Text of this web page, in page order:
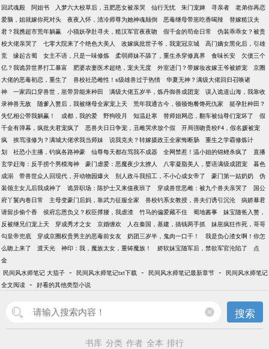
回武魂殿
阿姐书 入梦六大校草后，丑肥恶女被亲哭 仙行无忧 朱门宠婢 寻亲者
老弟你再恋
爱脑，姐就嫁你死对头
夜夜入怀，清冷师尊为她神魂颠倒 恶毒继母带崽吃香喝辣
替嫁糙汉夫
君？我携超市荒年躺赢
小猫妖孕肚寻夫，糙汉军官夜夜吻 假千金的苟命日常
伪装乖乖女？被贵
校大佬亲哭了
七零大院来了个绝色大美人 改嫁疯批世子爷，我宠冠京城
高门嫡女黑化后，引雄
竞
缘起古蜀 女主不语，只是一味修炼 柔弱师妹不舔了，重生杀穿修真界 食味长安
欠债三个
亿？我诡异世界打工暴富
肥婆农妻医术超绝，宠夫无度 外室进门？带嫁妆改嫁王爷被娇宠
京圈
大佬的恶毒初恋，重生了
兽校社恐雌性！s级雄兽过于热情
华夏无神？满级大佬回归召唤诸
神
一家四口穿兽世，崽带异能来种田 满级大佬五岁半，炼丹御兽成团宠
误入诡道山海，我靠收
录神兽无敌
随爹入赘后，我被继母全家宠上天 荒年我通古今，顿顿饱餐馋死仇家
挺孕肚种田？
失忆相公带我躺赢！
成都，我的爱 野狗咬月 知温赴寒 替师姐网恋，翻车被仙尊们宠坏了
假
千金有弹幕，疯批夫君宠疯了
恶兽夫日日争宠，丑雌哭求放个假
开局强吻贵校F4，假名媛被宠
疯
挨骂涨修为？满城大佬求我当师妹 说我克夫？转嫁摄政王全家悔断肠
重生之学霸修炼计
划
社恐小主播，钓疯各路神豪 仙尊每天都在骂我不成器 全网禁惹！温小姐的锦鲤杀疯了
直播
玄学赶海：反手捞个男模海神
豪门虐爱：恶魔夜少太撩人 八零凝脂美人，婴语满级成团宠
暮色
成溺
带兽世众人回现代，开动物园爆火 别人政斗我招工，不小心成女帝了 豪门第一姑奶奶
伪
装领主女儿后我成神了
诡异职场：陈护士又来值夜班了 穿成兽世恶雌：被九个兽夫亲哭了
国公
府丫鬟内卷日常
主母变豪门后妈，靠武力征服全家 兽校钓系女教授，兽夫们诱引沉沦
病娇暴君
请留步偷个香
侯府忘恩负义？权臣撑腰，我虐渣 竹马的偏爱藏不住 蜀地酱事
妹宝随爸入赘，
反被继兄们宠上天
穿成秀才之女 京婚缠欢 人在秦国，基建，搞钱两手抓
妹崽疯狂作死，哥哥
勾皇帝兜底
穿成京圈权贵男主的恶毒前女友 奶团三岁半，鬼肉一口干！
我是负心渣女啊！你怎
么吻上来了
渡天光 神印：我，魔族太女，重铸魔族！ 娇软妹宝随军后，禁欲军官沦陷了
点
金
民间风水师笔记 大茄子 - 民间风水师笔记txt下载 - 民间风水师笔记最新章节 - 民间风水师笔记
全文阅读 - 好看的其他类型小说
搜索
书库 分类 作者 全本 排行